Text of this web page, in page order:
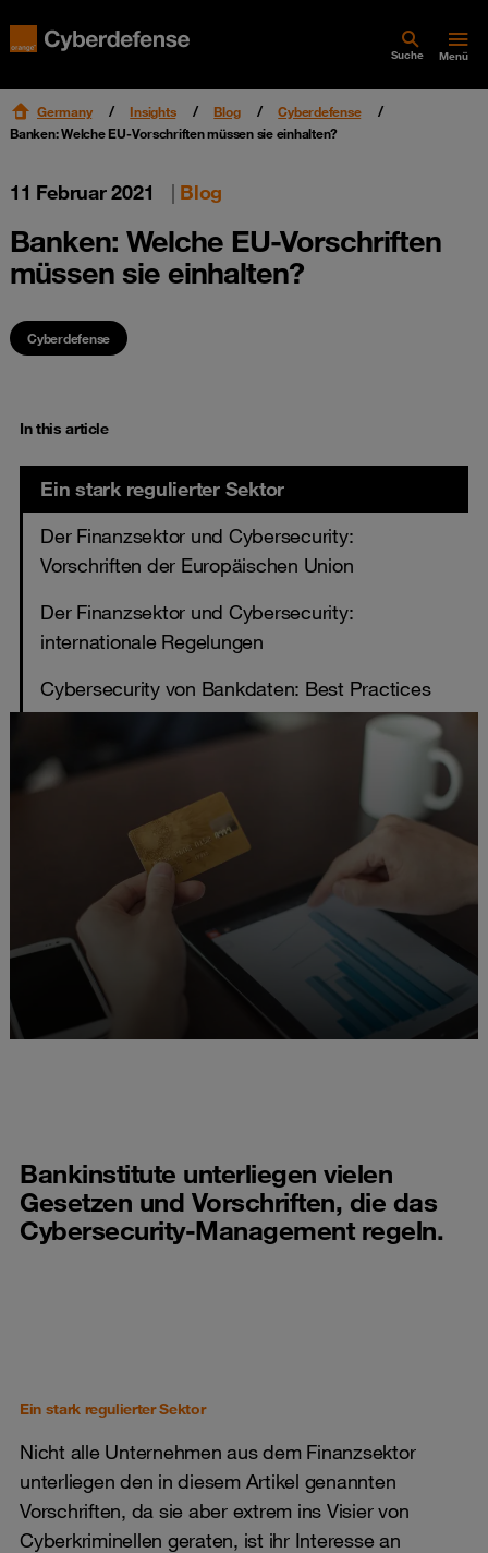
Suche Menü
Germany Insights Blog
Cyberdefense
Banken: Welche EU-Vorschriften müssen sie einhalten?
11 Februar 2021 | Blog
Banken: Welche EU-Vorschriften
müssen sie einhalten?
Cyberdefense
In this article
Ein stark regulierter Sektor
Der Finanzsektor und Cybersecurity:
Vorschriften der Europäischen Union
Der Finanzsektor und Cybersecurity:
internationale Regelungen
Cybersecurity von Bankdaten: Best Practices
Bankinstitute unterliegen vielen
Gesetzen und Vorschriften, die das
Cybersecurity-Management regeln.
Ein stark regulierter Sektor
Nicht alle Unternehmen aus dem Finanzsektor
unterliegen den in diesem Artikel genannten
Vorschriften, da sie aber extrem ins Visier von
Cyberkriminellen geraten, ist ihr Interesse an